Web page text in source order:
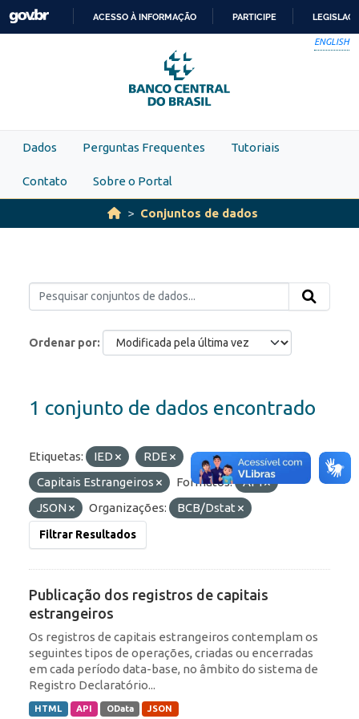
Skip to main content
PARA
O
CONTEÚDO
ACESSO À INFORMAÇÃO PARTICIPE
ENGLISH
Dados Perguntas Frequentes Tutoriais
Contato Sobre o Portal
Conjuntos de dados
Ordenar por
1 conjunto de dados encontrado
Etiquetas: IED
RDE
Capitais Estrangeiros
Formatos:
API
JSON
Organizações: BCB/Dstat
Filtrar Resultados
Publicação dos registros de capitais
estrangeiros
Os registros de capitais estrangeiros contemplam os
seguintes tipos de operações, criadas ou encerradas
em cada período data-base, no âmbito do sistema de
Registro Declaratório...
HTML API OData JSON